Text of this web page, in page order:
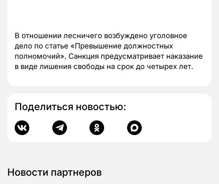
В отношении лесничего возбуждено уголовное
дело по статье «Превышение должностных
полномочий». Санкция предусматривает наказание
в виде лишения свободы на срок до четырех лет.
Поделиться новостью:
Новости партнеров